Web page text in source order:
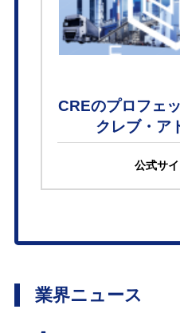
CREのプロフェ
クレブ・ア
公式サ
業界ニュース